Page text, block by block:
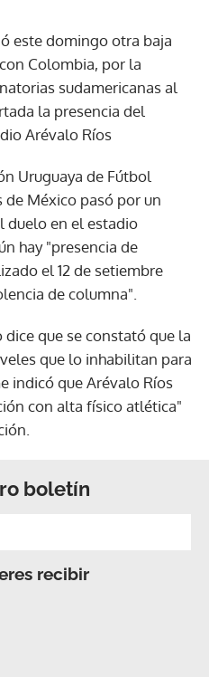
este domingo otra baja
Colombia, por la
sudamericanas al
la presencia del
Arévalo Ríos
Uruguaya de Fútbol
de México pasó por un
duelo en el estadio
hay "presencia de
el 12 de setiembre
de columna".
que se constató que la
que lo inhabilitan para
indicó que Arévalo Ríos
con alta físico atlética"
boletín
recibir